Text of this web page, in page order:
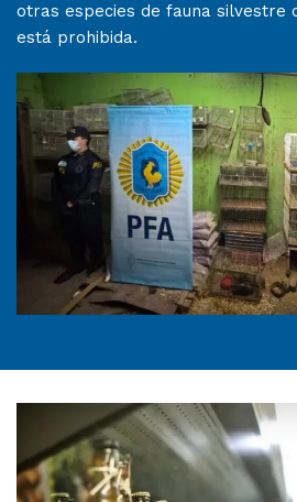
otras especies de fauna silvestre
está prohibida.